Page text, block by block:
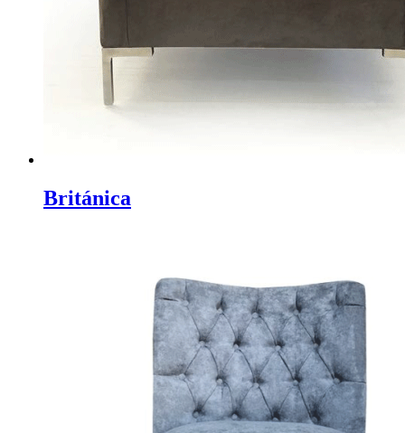
Británica